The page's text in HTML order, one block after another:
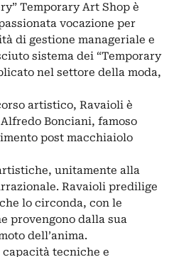
Temporary Art Shop è
vocazione per
di gestione manageriale e
sistema dei “Temporary
nel settore della moda,
artistico, Ravaioli è
Bonciani, famoso
post macchiaiolo
unitamente alla
Ravaioli predilige
lo circonda, con le
provengono dalla sua
dell’anima.
tecniche e